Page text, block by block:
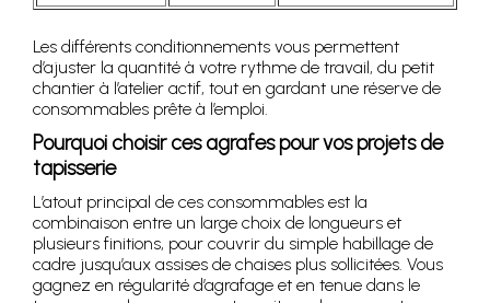
Les différents conditionnements vous permettent
d’ajuster la quantité à votre rythme de travail, du petit
chantier à l’atelier actif, tout en gardant une réserve de
consommables prête à l’emploi.
Pourquoi choisir ces agrafes pour vos projets de
tapisserie
L’atout principal de ces consommables est la
combinaison entre un large choix de longueurs et
plusieurs finitions, pour couvrir du simple habillage de
cadre jusqu’aux assises de chaises plus sollicitées. Vous
gagnez en régularité d’agrafage et en tenue dans le